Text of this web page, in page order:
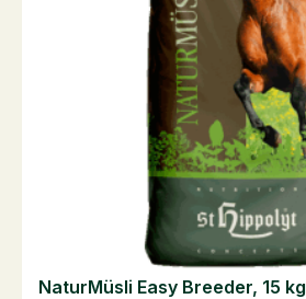
NaturMüsli Easy Breeder, 15 kg